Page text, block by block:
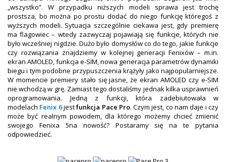
VOSTOK EUROPE ZEGARKI
VICTORINOX ZEGARKI
WENGER ZEGARKI
ORIENT ZEGARKI
OBAKU DENMARK ZEGARKI
POLECANE PRODUKTY
+
PROMOCJE
„wszystko”. W przypadku niższych modeli sprawa jest trochę
prostsza, bo można po prostu dodać do niego funkcję któregoś z
wyższych modeli. Sytuacja szczególnie ciekawa jest, gdy premierę
ma flagowiec – wtedy zazwyczaj pojawiają się funkcje, których nie
było wcześniej nigdzie. Dużo było domysłów co do tego, jakie funkcje
czy rozwiązania znajdziemy w kolejnej generacji Fenixów – m.in.
ekran AMOLED, funkcja e-SIM, nowa generacja parametrów dynamiki
biegu i tym podobne przypuszczenia krążyły jako najpopularniejsze.
W momencie premiery stało się jasne, że ekran AMOLED czy e-SIM
nie wchodzą w grę. Zamiast tego dostaliśmy jednak kilka usprawnień
oprogramowania. Jedną z funkcji, która zadebiutowała w
modelach Fenix 6jestfunkcja Pace Pro. Czym jest, co nam daje i czy
może być realnym powodem, dla którego możemy chcieć zmienić
swojego Fenixa 5na nowość? Postaramy się na te pytania
odpowiedzieć.